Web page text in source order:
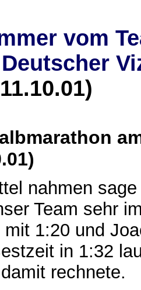
vom
nahmen
Team sehr
1:20 und
in 1:32
rechnete.